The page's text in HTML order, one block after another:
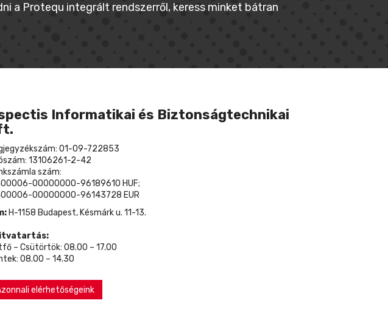
a Protequ integrált rendszerről, keress minket bátran
Informatikai és Biztonságtechnikai
01-09-722853
13106261-2-42
szám:
00000000-96189610 HUF;
00000000-96143728 EUR
H-1158 Budapest, Késmárk u. 11-13.
– Csütörtök: 08.00 – 17.00
08.00 – 14.30
elérhetőségeink